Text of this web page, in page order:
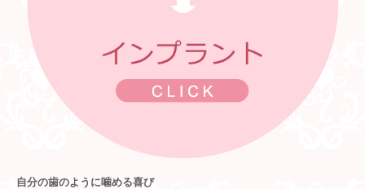
自分の歯のように噛める喜び